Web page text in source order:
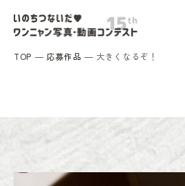
TOP 応募作品 大きくなるぞ！